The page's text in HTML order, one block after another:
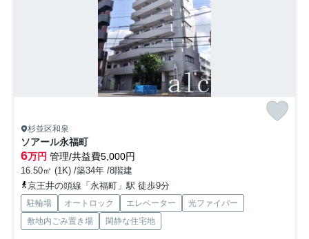
杉並区和泉
ソアール永福町
6万円 管理/共益費5,000円
16.50㎡ (1K) /築34年 /8階建
京王井の頭線「永福町」駅 徒歩9分
駐輪場 オートロック エレベーター
光ファイバー
敷地内ごみ置き場
閑静な住宅地